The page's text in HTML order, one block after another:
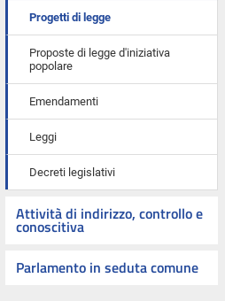
Progetti di legge
Proposte di legge d'iniziativa
popolare
Emendamenti
Leggi
Decreti legislativi
Attività di indirizzo, controllo e
conoscitiva
Parlamento in seduta comune